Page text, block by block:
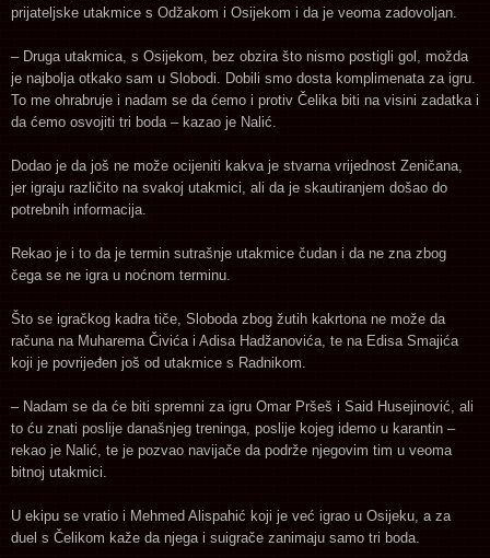
prijateljske utakmice s Odžakom i Osijekom i da je veoma zadovoljan.
– Druga utakmica, s Osijekom, bez obzira što nismo postigli gol, možda
je najbolja otkako sam u Slobodi. Dobili smo dosta komplimenata za igru.
To me ohrabruje i nadam se da ćemo i protiv Čelika biti na visini zadatka i
da ćemo osvojiti tri boda – kazao je Nalić.
Dodao je da još ne može ocijeniti kakva je stvarna vrijednost Zeničana,
jer igraju različito na svakoj utakmici, ali da je skautiranjem došao do
potrebnih informacija.
Rekao je i to da je termin sutrašnje utakmice čudan i da ne zna zbog
čega se ne igra u noćnom terminu.
Što se igračkog kadra tiče, Sloboda zbog žutih kakrtona ne može da
računa na Muharema Čivića i Adisa Hadžanovića, te na Edisa Smajića
koji je povrijeđen još od utakmice s Radnikom.
– Nadam se da će biti spremni za igru Omar Pršeš i Said Husejinović, ali
to ću znati poslije današnjeg treninga, poslije kojeg idemo u karantin –
rekao je Nalić, te je pozvao navijače da podrže njegovim tim u veoma
bitnoj utakmici.
U ekipu se vratio i Mehmed Alispahić koji je već igrao u Osijeku, a za
duel s Čelikom kaže da njega i suigrače zanimaju samo tri boda.